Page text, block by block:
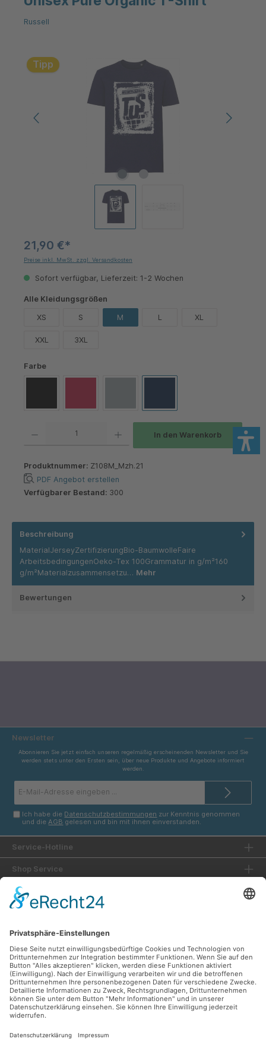
Russell
Bildergalerie überspringen
Tipp
21,90 €*
Preise inkl. MwSt. zzgl. Versandkosten
Sofort verfügbar, Lieferzeit: 1-2 Wochen
Alle Kleidungsgrößen
XS S M L XL
XXL 3XL
Farbeauswählen
Produkt Anzahl: Gib den gewünschten Wert ein oder benutze die Schaltflächen um die
In den Warenkorb
Produktnummer: Z108M_Mzh.21
PDF Angebot erstellen
Verfügbarer Bestand: 300
Beschreibung
MaterialJerseyZertifizierungBio-BaumwolleFaire
ArbeitsbedingungenOeko-Tex 100Grammatur in g/m²160
g/m²Materialzusammensetzu… Mehr
Bewertungen
Newsletter
Abonnieren Sie jetzt einfach unseren regelmäßig erscheinenden Newsletter und Sie
werden stets unter den Ersten sein, über neue Produkte und Angebote informiert
werden.
Mail-
Ich habe die Datenschutzbestimmungen zur Kenntnis genommen
und die AGB gelesen und bin mit ihnen einverstanden.
Service-Hotline
Shop Service
Informationen
Versandarten
Unsere Communities
Zahlungsarten
Ladengeschäft